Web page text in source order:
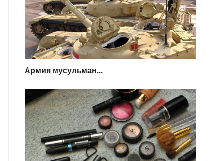
Армия мусульман...